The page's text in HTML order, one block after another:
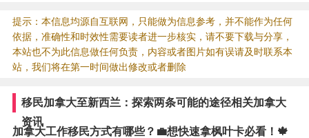
提示：本信息均源自互联网，只能做为信息参考，并不能作为任何
依据，准确性和时效性需要读者进一步核实，请不要下载与分享，
本站也不为此信息做任何负责，内容或者图片如有误请及时联系本
站，我们将在第一时间做出修改或者删除
移民加拿大至新西兰：探索两条可能的途径相关加拿大
资讯
加拿大工作移民方式有哪些？💼想快速拿枫叶卡必看！🍁